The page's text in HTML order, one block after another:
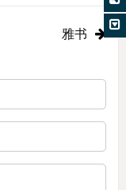
雅书